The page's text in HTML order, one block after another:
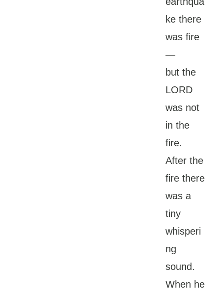
ke there
was fire
—
but the
LORD
was not
in the
fire.
After the
fire there
was a
tiny
whisperi
ng
sound.
When he